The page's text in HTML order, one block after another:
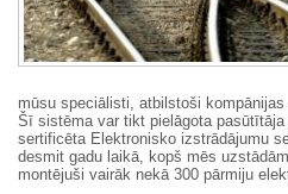
mūsu speciālisti, atbilstoši kompānijas
Šī sistēma var tikt pielāgota
sertificēta Elektronisko izstrādājumu
desmit gadu laikā, kopš mēs
montējuši vairāk nekā 300 pārmiju